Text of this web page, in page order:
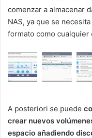
comenzar a almacenar
NAS, ya que se
formato como
A posteriori se puede
crear nuevos
espacio añadiendo